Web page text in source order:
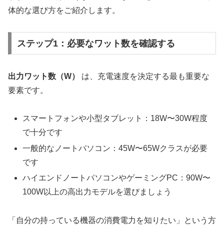
体的な選び方をご紹介します。
ステップ1：必要なワット数を確認する
出力ワット数（W）
は、充電速度を決定する最も重要な
要素です。
スマートフォンや小型タブレット：18W〜30W程度
で十分です
一般的なノートパソコン：45W〜65Wクラスが必要
です
ハイエンドノートパソコンやゲーミングPC：90W〜
100W以上の高出力モデルを選びましょう
「自分の持っている機器の消費電力を知りたい」という方